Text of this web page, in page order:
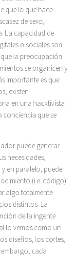
que lo que hace
de sexo,
La capacidad de
o sociales son
que la preocupación
se organicen y
importante es que
existen
en una hacktivista
conciencia que se
puede generar
necesidades,
en paralelo, puede
(i.e. código)
algo totalmente
distintos. La
de la ingente
lo vemos como un
diseños, los cortes,
cada